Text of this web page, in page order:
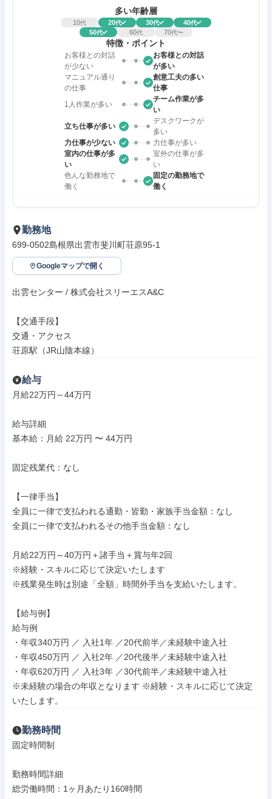
多い年齢層
10代 20代 30代 40代
50代 60代 70代〜
特徴・ポイント
お客様との対話
が少ない
お客様との対話
が多い
マニュアル通り
の仕事
創意工夫の多い
仕事
1人作業が多い
チーム作業が多
い
立ち仕事が多い
デスクワークが
多い
力仕事が少ない
力仕事が多い
室内の仕事が多
い
室外の仕事が多
い
色んな勤務地で
働く
固定の勤務地で
働く
勤務地
699-0502島根県出雲市斐川町荘原95-1
Googleマップで開く
出雲センター / 株式会社スリーエスA&C
【交通手段】
交通・アクセス
荘原駅（JR山陰本線）
給与
月給22万円～44万円
給与詳細
基本給：月給 22万円 〜 44万円
固定残業代：なし
【一律手当】
全員に一律で支払われる通勤・皆勤・家族手当金額：なし
全員に一律で支払われるその他手当金額：なし
月給22万円～40万円＋諸手当＋賞与年2回
※経験・スキルに応じて決定いたします
※残業発生時は別途「全額」時間外手当を支給いたします。
【給与例】
給与例
・年収340万円 ／ 入社1年 ／20代前半／未経験中途入社
・年収450万円 ／ 入社2年 ／20代後半／未経験中途入社
・年収620万円 ／ 入社3年 ／30代前半／未経験中途入社
※未経験の場合の年収となります ※経験・スキルに応じて決定
いたします。
勤務時間
固定時間制
勤務時間詳細
総労働時間：1ヶ月あたり160時間